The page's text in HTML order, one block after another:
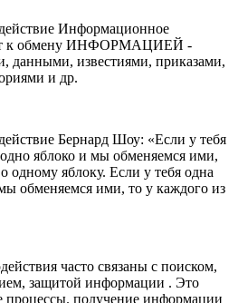
Информационное
к обмену ИНФОРМАЦИЕЙ -
данными, известиями, приказами,
и др.
Бернард Шоу: «Если у тебя
яблоко и мы обменяемся ими,
одному яблоку. Если у тебя одна
обменяемся ими, то у каждого из
часто связаны с поиском,
защитой информации . Это
получение информации